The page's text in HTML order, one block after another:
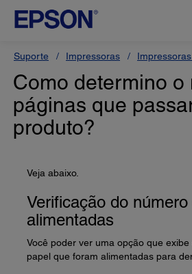
Suporte Impressoras
Como determino o
páginas que
produto?
Veja abaixo.
Verificação do
alimentadas
Você poder ver uma opção que
papel que foram alimentadas para